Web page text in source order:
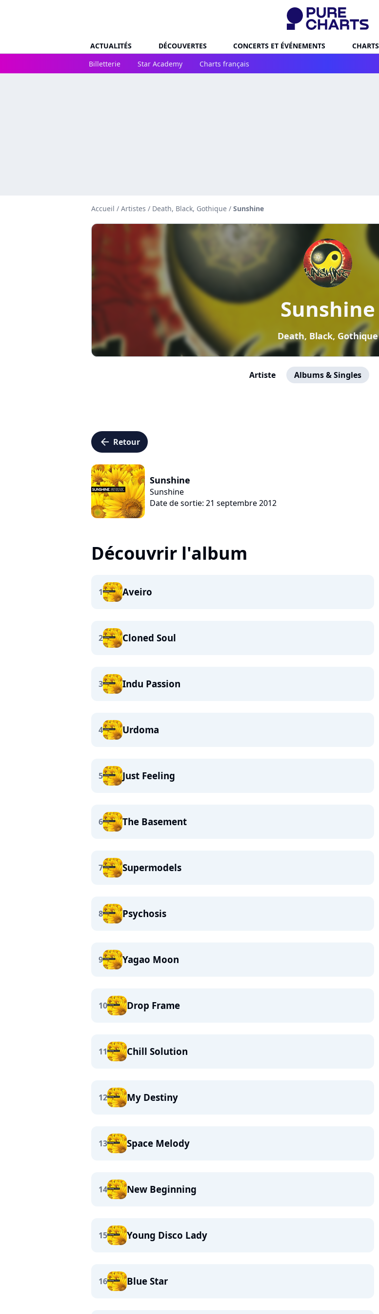
ACTUALITÉS DÉCOUVERTES CONCERTS ET ÉVÉNEMENTS CHARTS
Billetterie
Star Academy Charts français
Accueil / Artistes / Death, Black, Gothique / Sunshine
Sunshine
Death, Black, Gothique
Artiste Albums & Singles
arrow_left Retour
Sunshine
Sunshine
Date de sortie: 21 septembre 2012
Découvrir l'album
1 Aveiro
2 Cloned Soul
3 Indu Passion
4 Urdoma
5 Just Feeling
6 The Basement
7 Supermodels
8 Psychosis
9 Yagao Moon
10 Drop Frame
11 Chill Solution
12 My Destiny
13 Space Melody
14 New Beginning
15 Young Disco Lady
16 Blue Star